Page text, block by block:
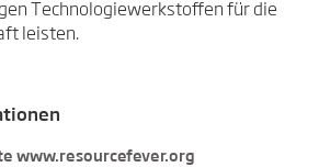
Technologiewerkstoffen für die
leisten.
www.resourcefever.org